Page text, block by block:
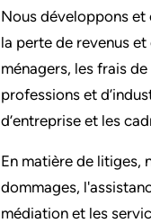
Nous développons
la perte de revenus
ménagers, les frais
professions et
d’entreprise et les
En matière de litiges,
dommages,
médiation et les